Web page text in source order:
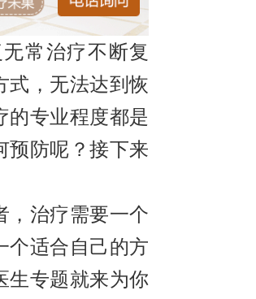
常治疗不断复
式，无法达到恢
的专业程度都是
预防呢？接下来
治疗需要一个
个适合自己的方
生专题就来为你